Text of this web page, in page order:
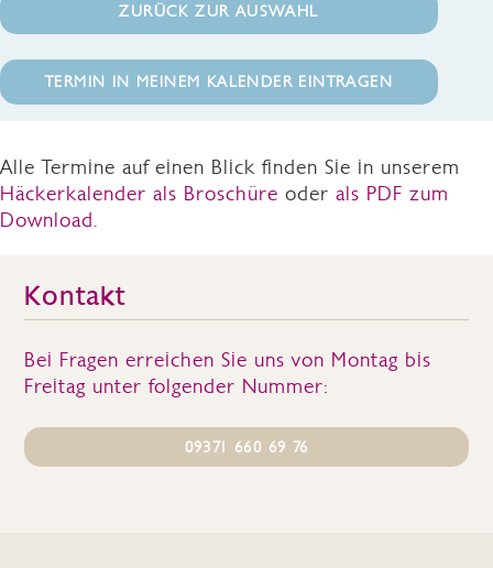
ZURÜCK ZUR AUSWAHL
TERMIN IN MEINEM KALENDER EINTRAGEN
Alle Termine auf einen Blick finden Sie in unserem
Häckerkalender als Broschüre oder als PDF zum
Download.
Kontakt
Bei Fragen erreichen Sie uns von Montag bis
Freitag unter folgender Nummer:
09371 660 69 76